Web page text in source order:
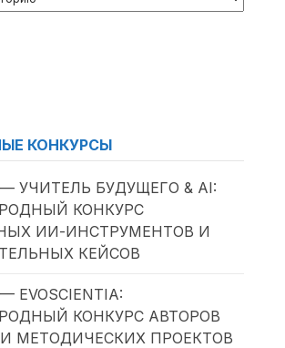
КОНКУРСЫ
— УЧИТЕЛЬ БУДУЩЕГО & AI:
КОНКУРС
ИИ-ИНСТРУМЕНТОВ И
КЕЙСОВ
EVOSCIENTIA:
КОНКУРС АВТОРОВ
МЕТОДИЧЕСКИХ ПРОЕКТОВ